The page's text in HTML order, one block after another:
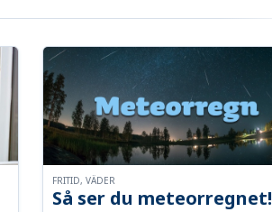
Så ser du meteorregnet!
FRITID, VÄDER